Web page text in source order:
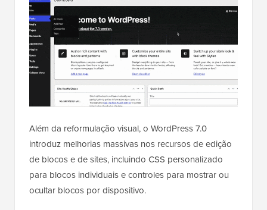
Além da reformulação visual, o WordPress 7.0
introduz melhorias massivas nos recursos de edição
de blocos e de sites, incluindo CSS personalizado
para blocos individuais e controles para mostrar ou
ocultar blocos por dispositivo.